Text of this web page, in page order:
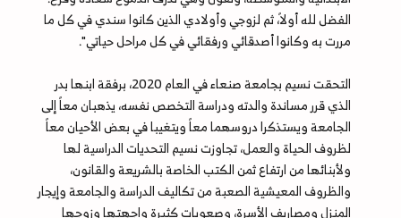
الفضل لله أولاً، ثم لزوجي وأولادي الذين كانوا سندي في كل ما
مررت به وكانوا أصدقائي ورفقائي في كل مراحل حياتي".
التحقت نسيم بجامعة صنعاء في العام 2020، برفقة ابنها بدر
الذي قرر مساندة والدته ودراسة التخصص نفسه، يذهبان معاً إلى
الجامعة ويستذكرا دروسهما معاً ويتغيبا في بعض الأحيان معاً
لظروف الحياة والعمل، تجاوزت نسيم التحديات الدراسية لها
ولأبنائها من ارتفاع ثمن الكتب الخاصة بالشريعة والقانون،
والظروف المعيشية الصعبة من تكاليف الدراسة والجامعة وإيجار
المنزل ومصاريف الأسرة، وصعوبات كثيرة واجهتها وزوجها